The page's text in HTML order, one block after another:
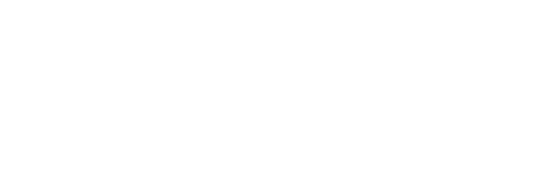
防曬霜 50ml (到期日2027年2月)